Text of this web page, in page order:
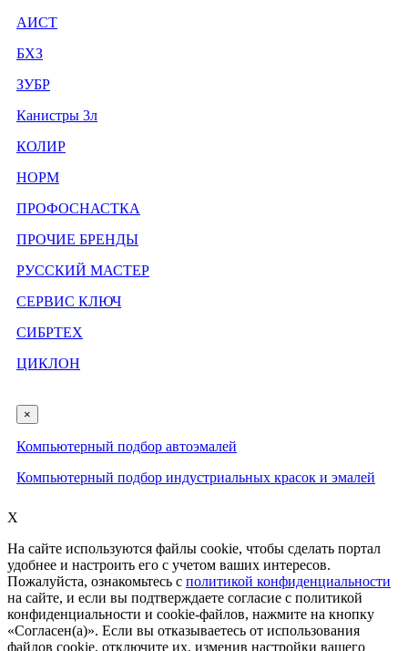
АИСТ
БХЗ
ЗУБР
Канистры 3л
КОЛИР
НОРМ
ПРОФОСНАСТКА
ПРОЧИЕ БРЕНДЫ
РУССКИЙ МАСТЕР
СЕРВИС КЛЮЧ
СИБРТЕХ
ЦИКЛОН
×
Компьютерный подбор автоэмалей
Компьютерный подбор индустриальных красок и эмалей
X
На сайте используются файлы cookie, чтобы сделать портал
удобнее и настроить его с учетом ваших интересов.
Пожалуйста, ознакомьтесь с политикой конфиденциальности
на сайте, и если вы подтверждаете согласие с политикой
конфиденциальности и cookie-файлов, нажмите на кнопку
«Согласен(а)». Если вы отказываетесь от использования
файлов cookie, отключите их, изменив настройки вашего